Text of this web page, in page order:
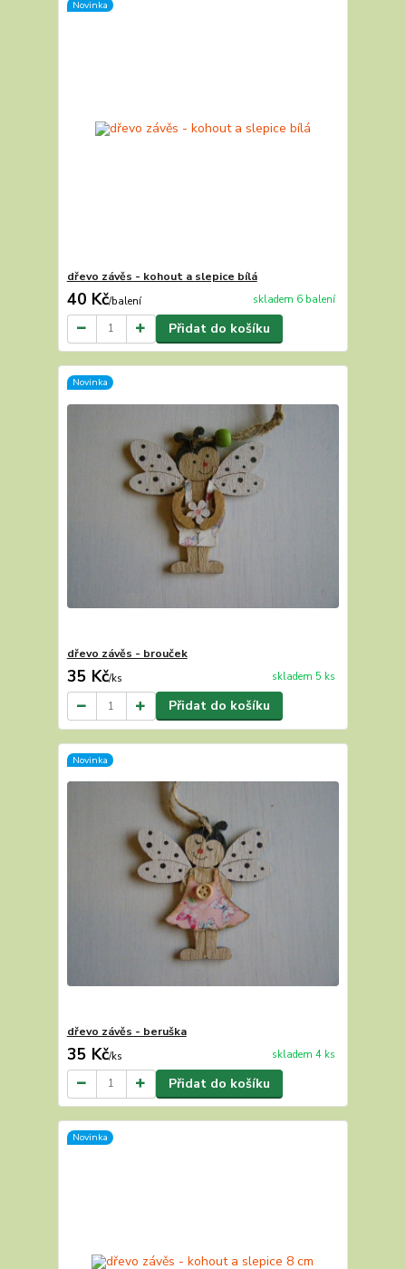
Novinka
dřevo závěs - kohout a slepice bílá
40 Kč/balení skladem 6 balení
Přidat do košíku
Novinka
dřevo závěs - brouček
35 Kč/ks skladem 5 ks
Přidat do košíku
Novinka
dřevo závěs - beruška
35 Kč/ks skladem 4 ks
Přidat do košíku
Novinka